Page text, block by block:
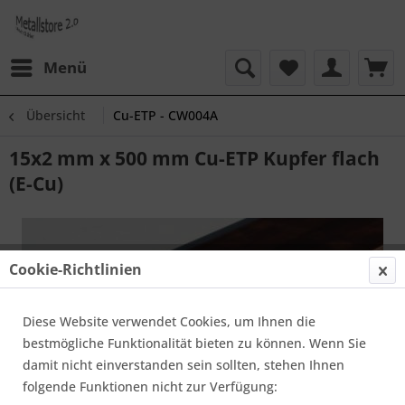
Menü
Übersicht Cu-ETP - CW004A
15x2 mm x 500 mm Cu-ETP Kupfer flach
(E-Cu)
Cookie-Richtlinien
Diese Website verwendet Cookies, um Ihnen die
bestmögliche Funktionalität bieten zu können. Wenn Sie
damit nicht einverstanden sein sollten, stehen Ihnen
folgende Funktionen nicht zur Verfügung: